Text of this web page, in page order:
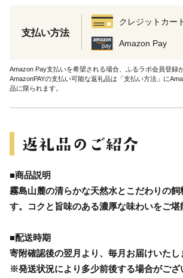
支払い方法
クレジットカー
Amazon Pay
Amazon Pay支払いを希望される場合、ふるラボ会員登録
AmazonPAYの支払い可能な返礼品は「支払い方法」に
品に限られます。
■商品説明
霧島山麓の清らかな天然水とこだわりの
す。コクと旨味のある濃厚な味わいをご堪
■配送時期
寄附確認後の翌月より、毎月お届けいたし
※発送状況により多少前後する場合がござ